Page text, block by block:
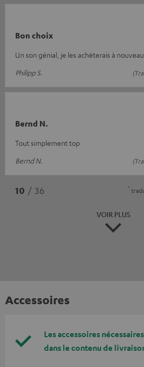
Bon choix
Un son génial, je les achèterais à
Philipp S.
Bernd N.
Tout simplement top
Bernd N.
10 / 36 *
VOIR PLUS
Accessoires
Les accessoires
dans le contenu de